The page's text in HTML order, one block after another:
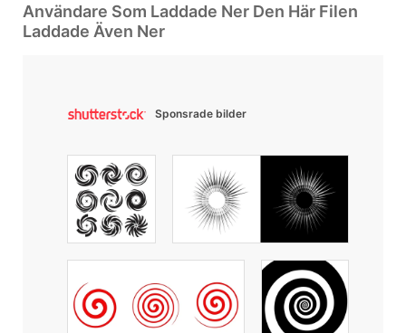
Användare Som Laddade Ner Den Här Filen
Laddade Även Ner
Sponsrade bilder